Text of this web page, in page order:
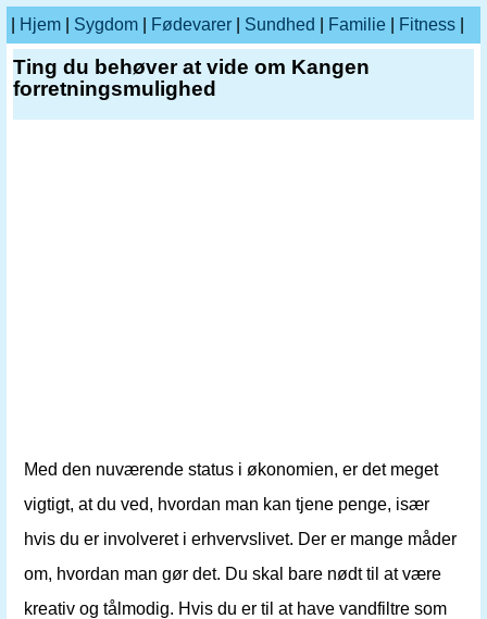
Hjem Sygdom Fødevarer Sundhed Familie Fitness
Ting du behøver at vide om Kangen
forretningsmulighed
Med den nuværende status i økonomien, er det meget
vigtigt, at du ved, hvordan man kan tjene penge, især
hvis du er involveret i erhvervslivet. Der er mange måder
om, hvordan man gør det. Du skal bare nødt til at være
kreativ og tålmodig. Hvis du er til at have vandfiltre som